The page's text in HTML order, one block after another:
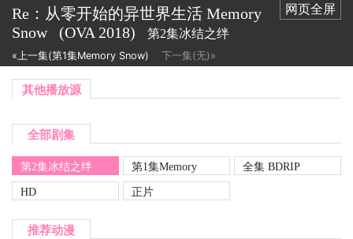
网页全屏
Re：从零开始的异世界生活 Memory
Snow
(OVA 2018) 第2集冰结之绊
«上一集(第1集Memory Snow) 下一集(无)»
其他播放源
全部剧集
第2集冰结之绊
第1集Memory
Snow
全集 BDRIP
HD
正片
推荐动漫